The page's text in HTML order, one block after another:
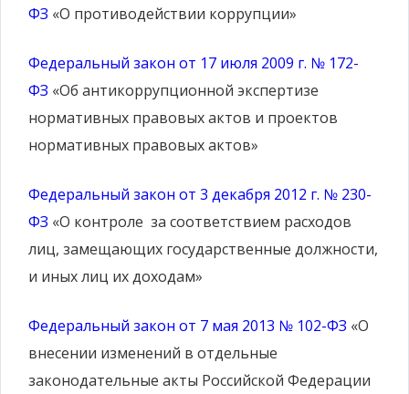
ФЗ «О противодействии коррупции»
Федеральный закон от 17 июля 2009 г. № 172-
ФЗ «Об антикоррупционной экспертизе
нормативных правовых актов и проектов
нормативных правовых актов»
Федеральный закон от 3 декабря 2012 г. № 230-
ФЗ «О контроле за соответствием расходов
лиц, замещающих государственные должности,
и иных лиц их доходам»
Федеральный закон от 7 мая 2013 № 102-ФЗ «О
внесении изменений в отдельные
законодательные акты Российской Федерации